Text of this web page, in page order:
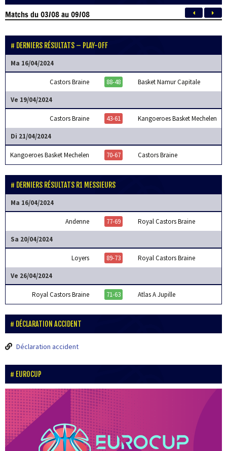
Matchsdu 03/08 au 09/08
DERNIERS RÉSULTATS – PLAY-OFF
Ma 16/04/2024
Castors Braine 88-48 Basket Namur Capitale
Ve 19/04/2024
Castors Braine 43-61 Kangoeroes Basket Mechelen
Di 21/04/2024
Kangoeroes Basket Mechelen 70-67 Castors Braine
DERNIERS RÉSULTATS R1 MESSIEURS
Ma 16/04/2024
Andenne 77-69 Royal Castors Braine
Sa 20/04/2024
Loyers 89-73 Royal Castors Braine
Ve 26/04/2024
Royal Castors Braine 71-63 Atlas A Jupille
DÉCLARATION ACCIDENT
Déclaration accident
EUROCUP